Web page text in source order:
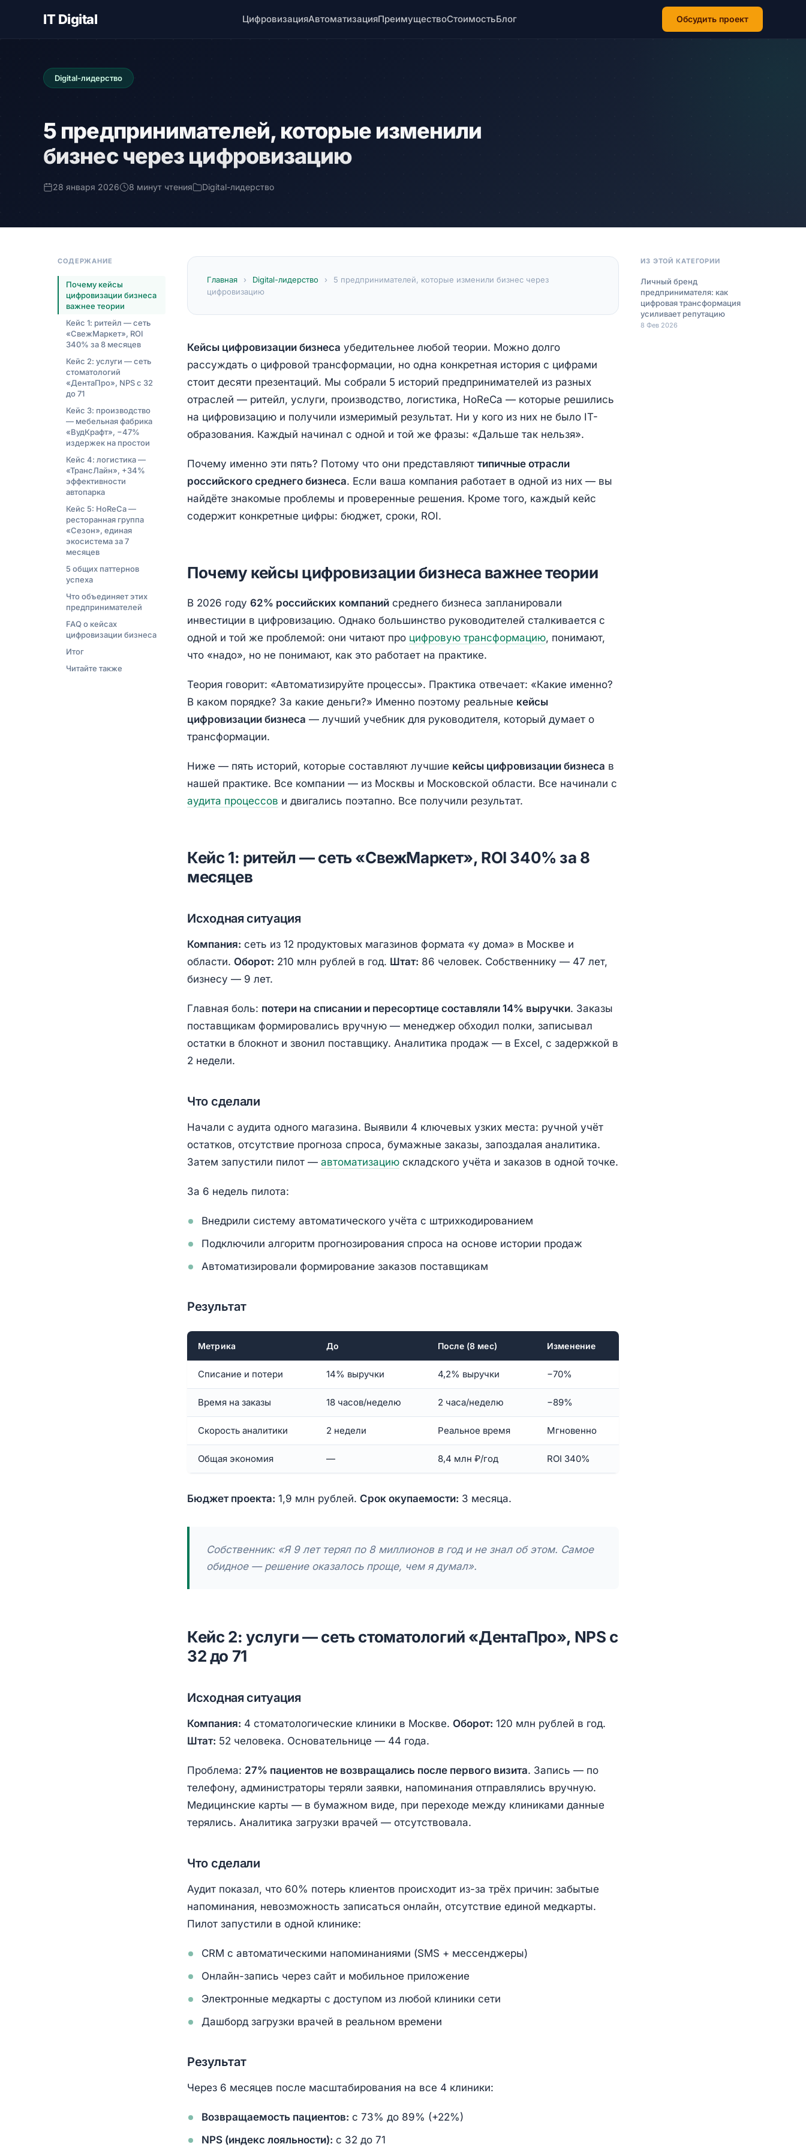
IT Digital ЦифровизацияАвтоматизацияПреимуществоСтоимостьБлог Обсудить проект
Digital-лидерство
5 предпринимателей, которые изменили
бизнес через цифровизацию
28 января 2026 8 минут чтения Digital-лидерство
СОДЕРЖАНИЕ
Почему кейсы
цифровизации бизнеса
важнее теории
Кейс 1: ритейл — сеть
«СвежМаркет», ROI
340% за 8 месяцев
Кейс 2: услуги — сеть
стоматологий
«ДентаПро», NPS с 32
до 71
Кейс 3: производство
— мебельная фабрика
«ВудКрафт», −47%
издержек на простои
Кейс 4: логистика —
«ТрансЛайн», +34%
эффективности
автопарка
Кейс 5: HoReCa —
ресторанная группа
«Сезон», единая
экосистема за 7
месяцев
5 общих паттернов
успеха
Что объединяет этих
предпринимателей
FAQ о кейсах
цифровизации бизнеса
Итог
Читайте также
Главная › Digital-лидерство ›
5 предпринимателей, которые изменили бизнес через
цифровизацию
Кейсы цифровизации бизнеса убедительнее любой теории. Можно долго
рассуждать о цифровой трансформации, но одна конкретная история с цифрами
стоит десяти презентаций. Мы собрали 5 историй предпринимателей из разных
отраслей — ритейл, услуги, производство, логистика, HoReCa — которые решились
на цифровизацию и получили измеримый результат. Ни у кого из них не было IT-
образования. Каждый начинал с одной и той же фразы: «Дальше так нельзя».
Почему именно эти пять? Потому что они представляют типичные отрасли
российского среднего бизнеса. Если ваша компания работает в одной из них — вы
найдёте знакомые проблемы и проверенные решения. Кроме того, каждый кейс
содержит конкретные цифры: бюджет, сроки, ROI.
Почему кейсы цифровизации бизнеса важнее теории
В 2026 году 62% российских компаний среднего бизнеса запланировали
инвестиции в цифровизацию. Однако большинство руководителей сталкивается с
одной и той же проблемой: они читают про цифровую трансформацию, понимают,
что «надо», но не понимают, как это работает на практике.
Теория говорит: «Автоматизируйте процессы». Практика отвечает: «Какие именно?
В каком порядке? За какие деньги?» Именно поэтому реальные кейсы
цифровизации бизнеса — лучший учебник для руководителя, который думает о
трансформации.
Ниже — пять историй, которые составляют лучшие кейсы цифровизации бизнеса в
нашей практике. Все компании — из Москвы и Московской области. Все начинали с
аудита процессов и двигались поэтапно. Все получили результат.
Кейс 1: ритейл — сеть «СвежМаркет», ROI 340% за 8
месяцев
Исходная ситуация
Компания: сеть из 12 продуктовых магазинов формата «у дома» в Москве и
области. Оборот: 210 млн рублей в год. Штат: 86 человек. Собственнику — 47 лет,
бизнесу — 9 лет.
Главная боль: потери на списании и пересортице составляли 14% выручки. Заказы
поставщикам формировались вручную — менеджер обходил полки, записывал
остатки в блокнот и звонил поставщику. Аналитика продаж — в Excel, с задержкой в
2 недели.
Что сделали
Начали с аудита одного магазина. Выявили 4 ключевых узких места: ручной учёт
остатков, отсутствие прогноза спроса, бумажные заказы, запоздалая аналитика.
Затем запустили пилот — автоматизацию складского учёта и заказов в одной точке.
За 6 недель пилота:
Внедрили систему автоматического учёта с штрихкодированием
Подключили алгоритм прогнозирования спроса на основе истории продаж
Автоматизировали формирование заказов поставщикам
Результат
Метрика До После (8 мес) Изменение
Списание и потери 14% выручки 4,2% выручки −70%
Время на заказы 18 часов/неделю 2 часа/неделю −89%
Скорость аналитики 2 недели Реальное время Мгновенно
Общая экономия — 8,4 млн ₽/год ROI 340%
Бюджет проекта: 1,9 млн рублей. Срок окупаемости: 3 месяца.
Собственник: «Я 9 лет терял по 8 миллионов в год и не знал об этом. Самое
обидное — решение оказалось проще, чем я думал».
Кейс 2: услуги — сеть стоматологий «ДентаПро», NPS с
32 до 71
Исходная ситуация
Компания: 4 стоматологические клиники в Москве. Оборот: 120 млн рублей в год.
Штат: 52 человека. Основательнице — 44 года.
Проблема: 27% пациентов не возвращались после первого визита. Запись — по
телефону, администраторы теряли заявки, напоминания отправлялись вручную.
Медицинские карты — в бумажном виде, при переходе между клиниками данные
терялись. Аналитика загрузки врачей — отсутствовала.
Что сделали
Аудит показал, что 60% потерь клиентов происходит из-за трёх причин: забытые
напоминания, невозможность записаться онлайн, отсутствие единой медкарты.
Пилот запустили в одной клинике:
CRM с автоматическими напоминаниями (SMS + мессенджеры)
Онлайн-запись через сайт и мобильное приложение
Электронные медкарты с доступом из любой клиники сети
Дашборд загрузки врачей в реальном времени
Результат
Через 6 месяцев после масштабирования на все 4 клиники:
Возвращаемость пациентов: с 73% до 89% (+22%)
NPS (индекс лояльности): с 32 до 71
ИЗ ЭТОЙ КАТЕГОРИИ
Личный бренд
предпринимателя: как
цифровая трансформация
усиливает репутацию
8 Фев 2026